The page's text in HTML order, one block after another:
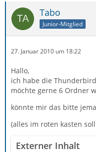
Tabo
Junior-Mitglied
27. Januar 2010 um 18:22
Hallo,
ich habe die
möchte gerne 6 Ordner
könnte mir das bitte
(alles im roten kasten
Externer Inhalt